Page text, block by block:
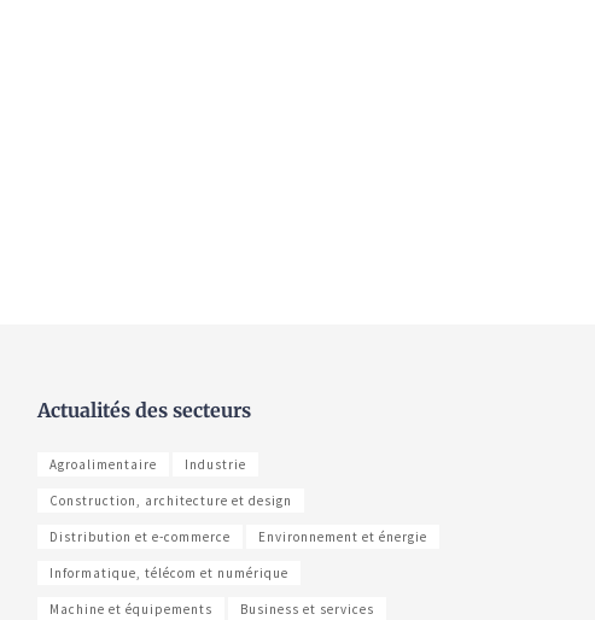
Actualités des secteurs
Agroalimentaire Industrie
Construction, architecture et design
Distribution et e-commerce Environnement et énergie
Informatique, télécom et numérique
Machine et équipements Business et services